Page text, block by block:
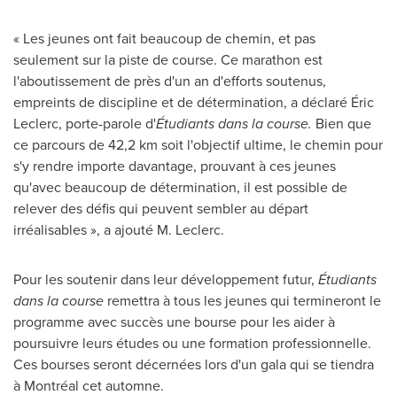
« Les jeunes ont fait beaucoup de chemin, et pas
seulement sur la piste de course. Ce marathon est
l'aboutissement de près d'un an d'efforts soutenus,
empreints de discipline et de détermination, a déclaré Éric
Leclerc, porte-parole d'Étudiants dans la course. Bien que
ce parcours de 42,2 km soit l'objectif ultime, le chemin pour
s'y rendre importe davantage, prouvant à ces jeunes
qu'avec beaucoup de détermination, il est possible de
relever des défis qui peuvent sembler au départ
irréalisables », a ajouté M. Leclerc.
Pour les soutenir dans leur développement futur, Étudiants
dans la course remettra à tous les jeunes qui termineront le
programme avec succès une bourse pour les aider à
poursuivre leurs études ou une formation professionnelle.
Ces bourses seront décernées lors d'un gala qui se tiendra
à Montréal cet automne.